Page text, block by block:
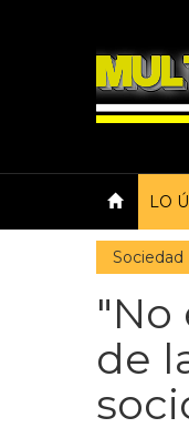
LO
Sociedad
"No
de